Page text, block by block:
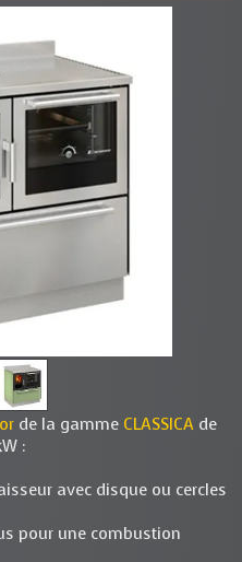
de la gamme CLASSICA de
:
avec disque ou cercles
pour une combustion